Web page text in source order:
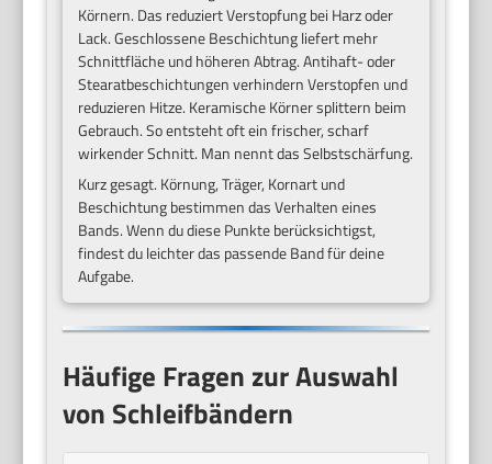
Körnern. Das reduziert Verstopfung bei Harz oder
Lack. Geschlossene Beschichtung liefert mehr
Schnittfläche und höheren Abtrag. Antihaft- oder
Stearatbeschichtungen verhindern Verstopfen und
reduzieren Hitze. Keramische Körner splittern beim
Gebrauch. So entsteht oft ein frischer, scharf
wirkender Schnitt. Man nennt das Selbstschärfung.
Kurz gesagt. Körnung, Träger, Kornart und
Beschichtung bestimmen das Verhalten eines
Bands. Wenn du diese Punkte berücksichtigst,
findest du leichter das passende Band für deine
Aufgabe.
Häufige Fragen zur Auswahl
von Schleifbändern